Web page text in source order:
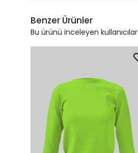
Benzer Ürünler
Bu ürünü inceleyen